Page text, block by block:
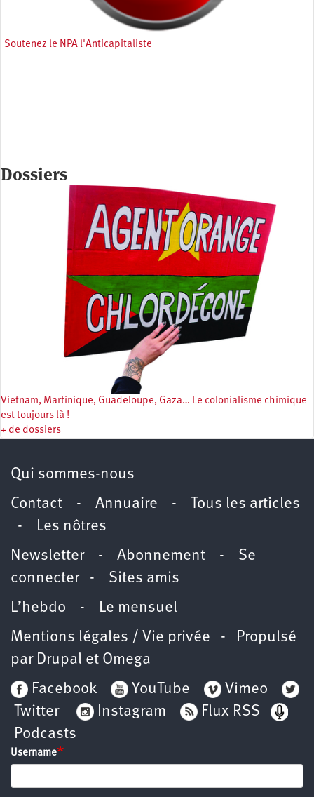
Soutenez le NPA l'Anticapitaliste
Dossiers
Vietnam, Martinique, Guadeloupe, Gaza… Le colonialisme chimique
est toujours là !
+ de dossiers
Qui sommes-nous
Contact - Annuaire -
Tous les articles
- Les nôtres
Newsletter- Abonnement - Se
connecter- Sites amis
L’hebdo - Le mensuel
Mentions légales / Vie privée - Propulsé
par Drupal et Omega
Facebook
YouTube
Vimeo
Twitter
Instagram
Flux RSS
Podcasts
Username